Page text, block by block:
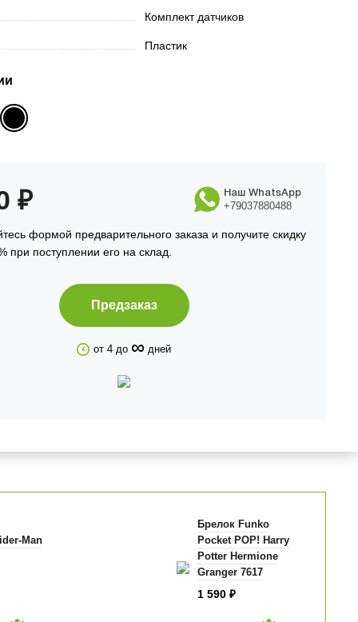
Комплект датчиков
Пластик
₽
формой предварительного заказа и получите скидку
при поступлении его на склад.
Наш WhatsApp
+79037880488
Предзаказ
от 4 до ∞ дней
Man
Брелок Funko
Pocket POP! Harry
Potter Hermione
Granger 7617
1 590 ₽